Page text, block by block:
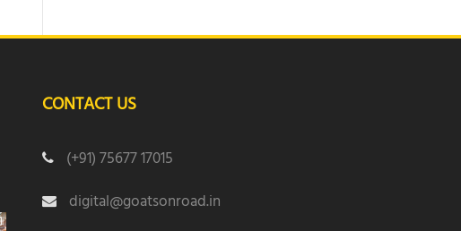
CONTACT US
(+91) 75677 17015
digital@goatsonroad.in